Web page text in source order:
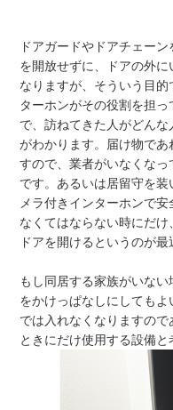
ドアガードやドアチェー
を開放せずに、ドアの外
なりますが、そういう目
ターホンがその役割を担
で、訪ねてきた人がどん
がわかります。届け物で
すので、業者がいなくな
です。あるいは居留守を
メラ付きインターホンで
なくてはならない時にだ
ドアを開けるというのが
もし同居する家族がいな
をかけっぱなしにしても
では入れなくなりますの
ときにだけ使用する設備と